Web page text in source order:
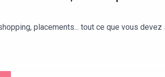
placements... tout ce que vous